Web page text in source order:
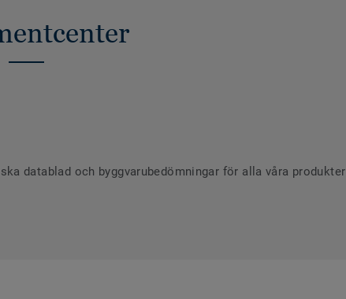
datablad och byggvarubedömningar för alla våra produkter